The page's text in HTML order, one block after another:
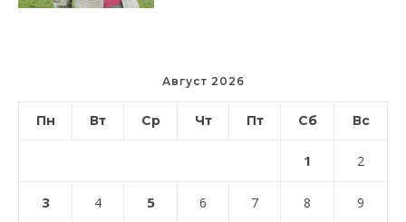
Август 2026
Пн Вт Ср Чт Пт Сб Вс
1 2
3 4 5 6 7 8 9